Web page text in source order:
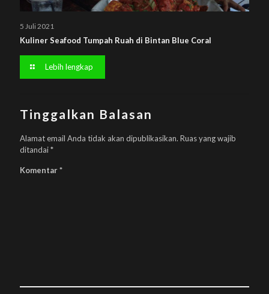
5 Juli 2021
Kuliner Seafood Tumpah Ruah di Bintan Blue Coral
Lebih lengkap
Tinggalkan Balasan
Alamat email Anda tidak akan dipublikasikan. Ruas yang wajib
ditandai*
Komentar*